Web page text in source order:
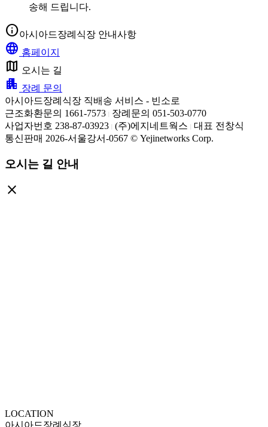
송해 드립니다.
info아시아드장례식장 안내사항
language 홈페이지
map 오시는 길
apartment 장례 문의
아시아드장례식장 직배송 서비스 - 빈소로
근조화환문의 1661-7573
장례문의 051-503-0770
사업자번호 238-87-03923 (주)에지네트웍스
대표 전창식
통신판매 2026-서울강서-0567 © Yejinetworks Corp.
오시는 길 안내
close
LOCATION